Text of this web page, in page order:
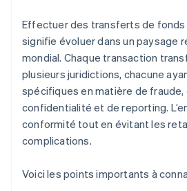
Effectuer des transferts de
signifie évoluer dans un paysage
mondial. Chaque transaction
plusieurs juridictions, chacune
spécifiques en matière de fraude,
confidentialité et de reporting.
conformité tout en évitant les
complications.
Voici les points importants à